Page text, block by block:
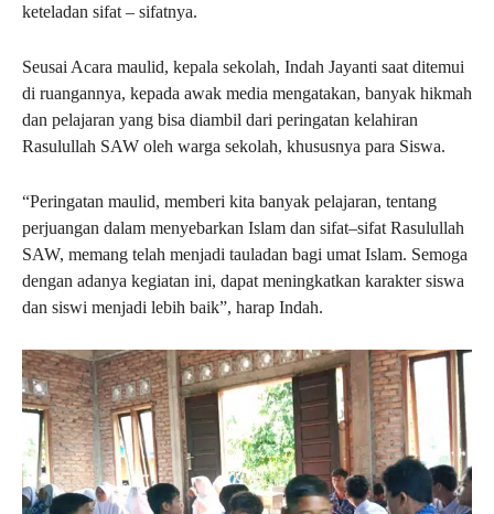
keteladan sifat – sifatnya.
Seusai Acara maulid, kepala sekolah, Indah Jayanti saat ditemui
di ruangannya, kepada awak media mengatakan, banyak hikmah
dan pelajaran yang bisa diambil dari peringatan kelahiran
Rasulullah SAW oleh warga sekolah, khususnya para Siswa.
“Peringatan maulid, memberi kita banyak pelajaran, tentang
perjuangan dalam menyebarkan Islam dan sifat–sifat Rasulullah
SAW, memang telah menjadi tauladan bagi umat Islam. Semoga
dengan adanya kegiatan ini, dapat meningkatkan karakter siswa
dan siswi menjadi lebih baik”, harap Indah.